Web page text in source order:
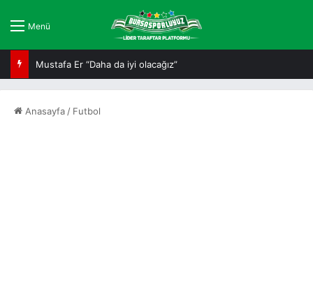
Menü
Mustafa Er “Daha da iyi olacağız”
Anasayfa / Futbol